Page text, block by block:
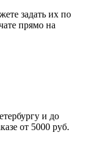
задать их по
прямо на
и до
от 5000 руб.